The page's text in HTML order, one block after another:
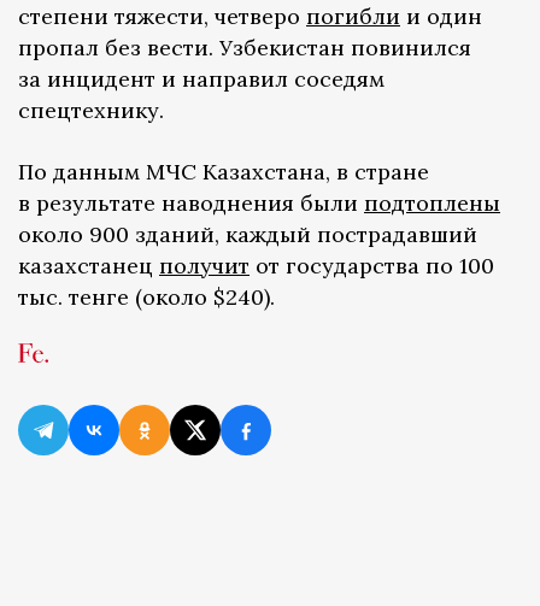
степени тяжести, четверо погибли и один
пропал без вести. Узбекистан повинился
за инцидент и направил соседям
спецтехнику.
По данным МЧС Казахстана, в стране
в результате наводнения были подтоплены
около 900 зданий, каждый пострадавший
казахстанец получит от государства по 100
тыс. тенге (около $240).